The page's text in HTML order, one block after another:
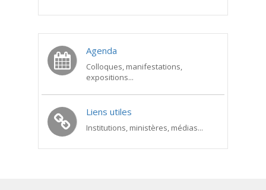
Agenda
Colloques, manifestations,
expositions...
Liens utiles
Institutions, ministères, médias...